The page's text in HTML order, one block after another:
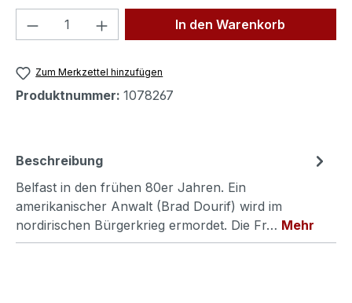
Produkt Anzahl: Gib denIn den Warenkorb
Zum Merkzettel hinzufügen
Produktnummer: 1078267
Beschreibung
Belfast in den frühen 80er Jahren. Ein
amerikanischer Anwalt (Brad Dourif) wird im
nordirischen Bürgerkrieg ermordet. Die Fr… Mehr